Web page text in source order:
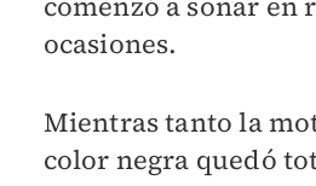
ocasiones.
Mientras tanto la
color negra quedó